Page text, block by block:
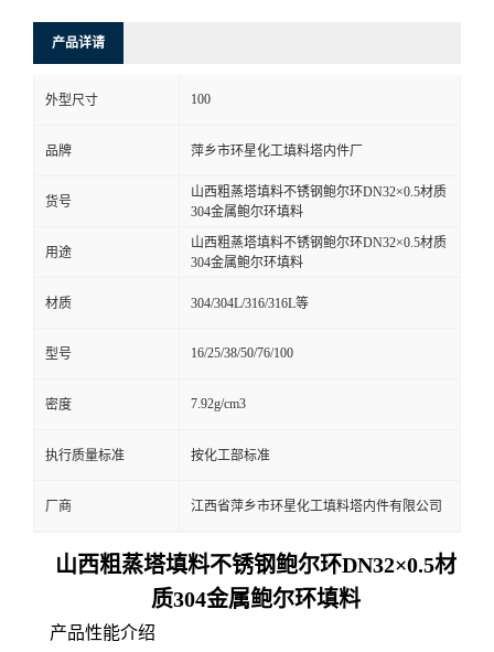
产品详请
外型尺寸 100
品牌 萍乡市环星化工填料塔内件厂
货号
山西粗蒸塔填料不锈钢鲍尔环DN32×0.5材质
304金属鲍尔环填料
用途
山西粗蒸塔填料不锈钢鲍尔环DN32×0.5材质
304金属鲍尔环填料
材质 304/304L/316/316L等
型号 16/25/38/50/76/100
密度 7.92g/cm3
执行质量标准 按化工部标准
厂商 江西省萍乡市环星化工填料塔内件有限公司
山西粗蒸塔填料不锈钢鲍尔环DN32×0.5材
质304金属鲍尔环填料
产品性能介绍